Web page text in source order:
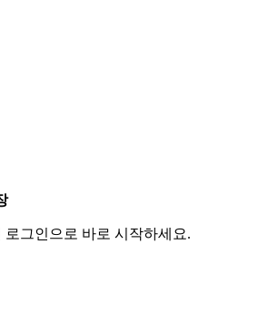
로그인으로 바로 시작하세요.